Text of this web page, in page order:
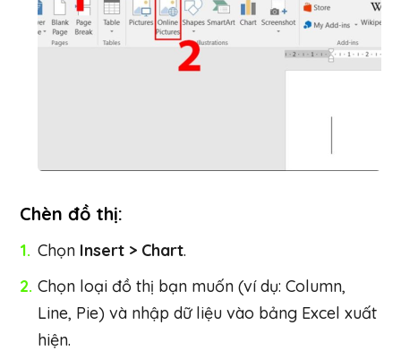
Chèn đồ thị:
Chọn Insert > Chart.
Chọn loại đồ thị bạn muốn (ví dụ: Column,
Line, Pie) và nhập dữ liệu vào bảng Excel xuất
hiện.